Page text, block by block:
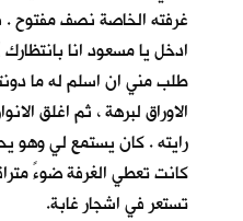
غرفته الخاصة نصف
ادخل يا مسعود انا
طلب مني ان اسلم له ما
الاوراق لبرهة ، ثم اغلق
رايته . كان يستمع لي وهو
كانت تعطي الغرفة ضوءً
تستعر في اشجار غابة.